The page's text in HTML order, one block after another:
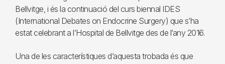
Bellvitge, i és la continuació del curs biennal IDES
(International Debates on Endocrine Surgery) que s’ha
estat celebrant a l’Hospital de Bellvitge des de l’any 2016.
Una de les característiques d’aquesta trobada és que